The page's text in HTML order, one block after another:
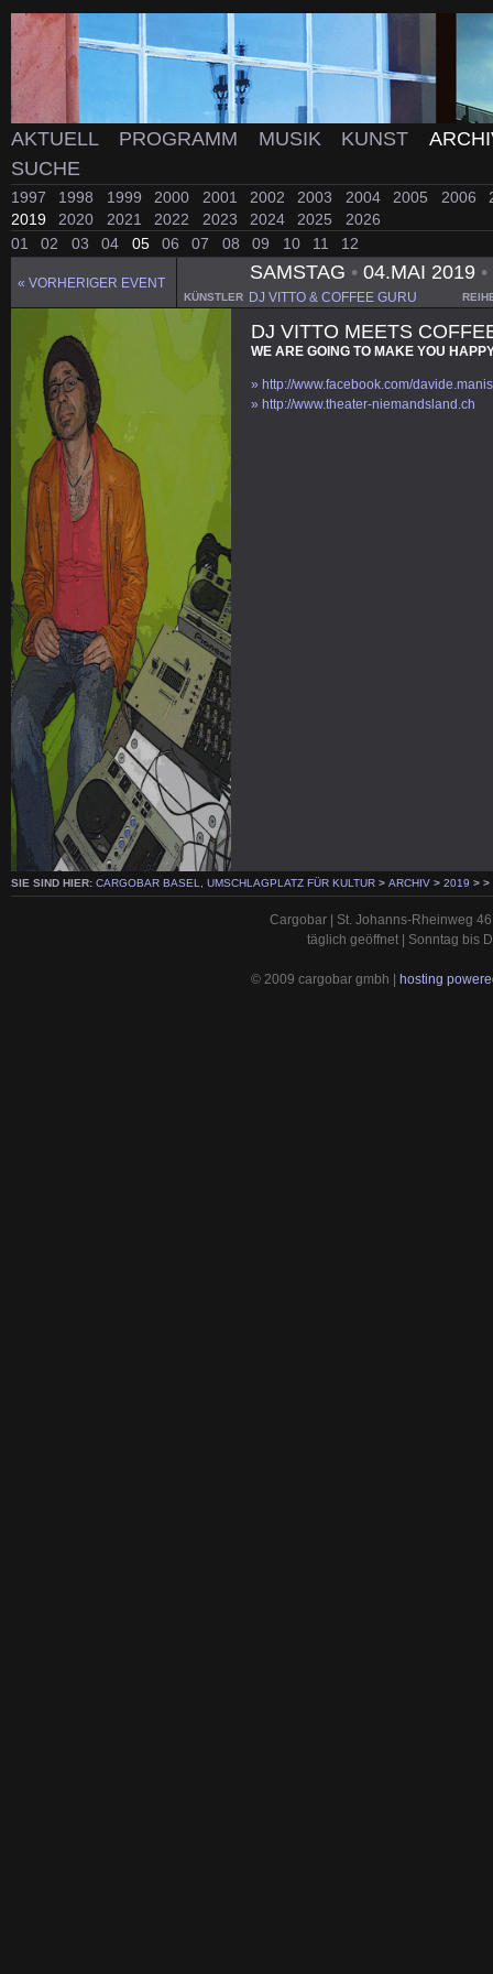
AKTUELL PROGRAMM MUSIK KUNST
SUCHE
1997 1998 1999 2000 2001 2002 2003 2004 2005 2006
2019
2020 2021 2022 2023 2024 2025
2026
01
02 03 04 05 06 07 08 09 10 11 12
« VORHERIGER EVENT
SAMSTAG •04.MAI 2019 •
KÜNSTLER DJ VITTO & COFFEE GURU
DJ VITTO MEETS
WE ARE GOING TO MAKE YOU
» http://www.facebook.com/
» http://www.theater-niemandsland.ch
SIE SIND HIER: CARGOBAR BASEL, UMSCHLAGPLATZ FÜR KULTUR > ARCHIV > 2019 > >
Cargobar | St. Johanns-Rheinweg
täglich geöffnet | Sonntag bis
© 2009 cargobar gmbh | hosting